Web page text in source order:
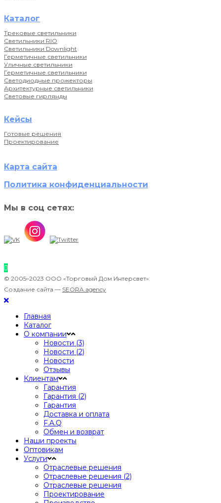
Каталог
Трековые светильники
Светильники RIO
Светильники Downlight
Герметичные светильники
Уличные светильники
Герметичные светильники
Светодиодные прожекторы
Архитектурные светильники
Световые гирлянды
Кейсы
Готовые решения
Проектирование
Карта сайта
Политика конфиденциальности
Мы в соц сетях:
© 2005–2023 ООО «Торговый Дом Интерсвет»
Создание сайта — SEORA.agency
Главная
Каталог
О компании
Новости (3)
Новости (2)
Новости
Отзывы
Клиентам
Гарантия
Гарантия (2)
Гарантия
Доставка и оплата
F.A.Q
Обмен и возврат
Наши проекты
Оптовикам
Услуги
Отраслевые решения
Отраслевые решения (2)
Отраслевые решения
Проектирование